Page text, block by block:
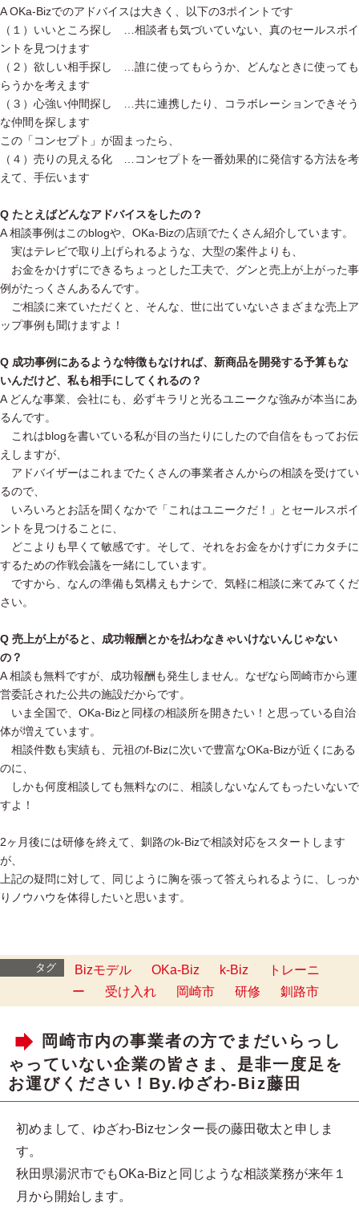
A OKa-Bizでのアドバイスは大きく、以下の3ポイントです
（１）いいところ探し …相談者も気づいていない、真のセールスポイ
ントを見つけます
（２）欲しい相手探し …誰に使ってもらうか、どんなときに使っても
らうかを考えます
（３）心強い仲間探し …共に連携したり、コラボレーションできそう
な仲間を探します
この「コンセプト」が固まったら、
（４）売りの見える化 …コンセプトを一番効果的に発信する方法を考
えて、手伝います
Q たとえばどんなアドバイスをしたの？
A 相談事例はこのblogや、OKa-Bizの店頭でたくさん紹介しています。
実はテレビで取り上げられるような、大型の案件よりも、
お金をかけずにできるちょっとした工夫で、グンと売上が上がった事
例がたっくさんあるんです。
ご相談に来ていただくと、そんな、世に出ていないさまざまな売上ア
ップ事例も聞けますよ！
Q 成功事例にあるような特徴もなければ、新商品を開発する予算もな
いんだけど、私も相手にしてくれるの？
A どんな事業、会社にも、必ずキラリと光るユニークな強みが本当にあ
るんです。
これはblogを書いている私が目の当たりにしたので自信をもってお伝
えしますが、
アドバイザーはこれまでたくさんの事業者さんからの相談を受けてい
るので、
いろいろとお話を聞くなかで「これはユニークだ！」とセールスポイ
ントを見つけることに、
どこよりも早くて敏感です。そして、それをお金をかけずにカタチに
するための作戦会議を一緒にしています。
ですから、なんの準備も気構えもナシで、気軽に相談に来てみてくだ
さい。
Q 売上が上がると、成功報酬とかを払わなきゃいけないんじゃない
の？
A 相談も無料ですが、成功報酬も発生しません。なぜなら岡崎市から運
営委託された公共の施設だからです。
いま全国で、OKa-Bizと同様の相談所を開きたい！と思っている自治
体が増えています。
相談件数も実績も、元祖のf-Bizに次いで豊富なOKa-Bizが近くにある
のに、
しかも何度相談しても無料なのに、相談しないなんてもったいないで
すよ！
2ヶ月後には研修を終えて、釧路のk-Bizで相談対応をスタートします
が、
上記の疑問に対して、同じように胸を張って答えられるように、しっか
りノウハウを体得したいと思います。
タグ Bizモデル OKa-Biz k-Biz
トレーニ
ー
受け入れ 岡崎市 研修 釧路市
岡崎市内の事業者の方でまだいらっし
ゃっていない企業の皆さま、是非一度足を
お運びください！By.ゆざわ-Biz藤田
初めまして、ゆざわ-Bizセンター長の藤田敬太と申しま
す。
秋田県湯沢市でもOKa-Bizと同じような相談業務が来年１
月から開始します。